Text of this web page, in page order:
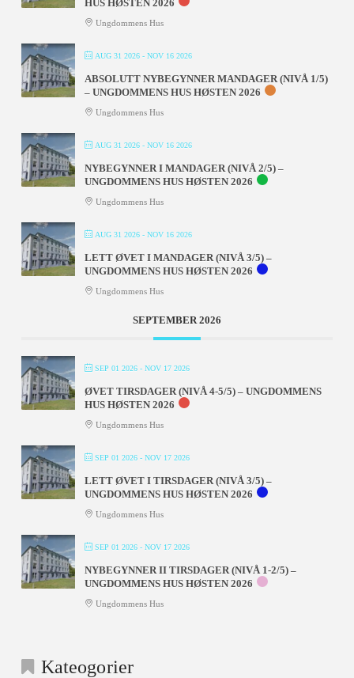
HUS HØSTEN 2026
Ungdommens Hus
AUG 31 2026- NOV 16 2026
ABSOLUTT NYBEGYNNER MANDAGER (NIVÅ 1/5)
– UNGDOMMENS HUS HØSTEN 2026
Ungdommens Hus
AUG 31 2026- NOV 16 2026
NYBEGYNNER I MANDAGER (NIVÅ 2/5) –
UNGDOMMENS HUS HØSTEN 2026
Ungdommens Hus
AUG 31 2026- NOV 16 2026
LETT ØVET I MANDAGER (NIVÅ 3/5) –
UNGDOMMENS HUS HØSTEN 2026
Ungdommens Hus
SEPTEMBER 2026
SEP 01 2026- NOV 17 2026
ØVET TIRSDAGER (NIVÅ 4-5/5) – UNGDOMMENS
HUS HØSTEN 2026
Ungdommens Hus
SEP 01 2026- NOV 17 2026
LETT ØVET I TIRSDAGER (NIVÅ 3/5) –
UNGDOMMENS HUS HØSTEN 2026
Ungdommens Hus
SEP 01 2026- NOV 17 2026
NYBEGYNNER II TIRSDAGER (NIVÅ 1-2/5) –
UNGDOMMENS HUS HØSTEN 2026
Ungdommens Hus
Kateogorier